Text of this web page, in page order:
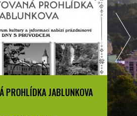
LETNÍ KINO V PARKU A. SZPYRCE